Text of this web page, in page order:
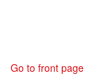
Go to front page